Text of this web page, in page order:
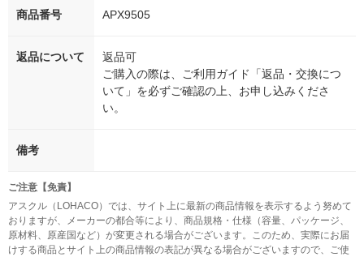
商品番号 APX9505
返品について
返品可
ご購入の際は、ご利用ガイド「返品・交換につ
いて」を必ずご確認の上、お申し込みくださ
い。
備考
ご注意【免責】
アスクル（LOHACO）では、サイト上に最新の商品情報を表示するよう努めて
おりますが、メーカーの都合等により、商品規格・仕様（容量、パッケージ、
原材料、原産国など）が変更される場合がございます。このため、実際にお届
けする商品とサイト上の商品情報の表記が異なる場合がございますので、ご使